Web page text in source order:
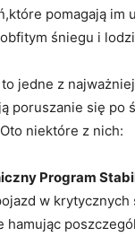
pomagają im
śniegu i
⁤to jedne ‍z
poruszanie się po
niektóre ‌z nich:
Program
w krytycznych
hamując‍